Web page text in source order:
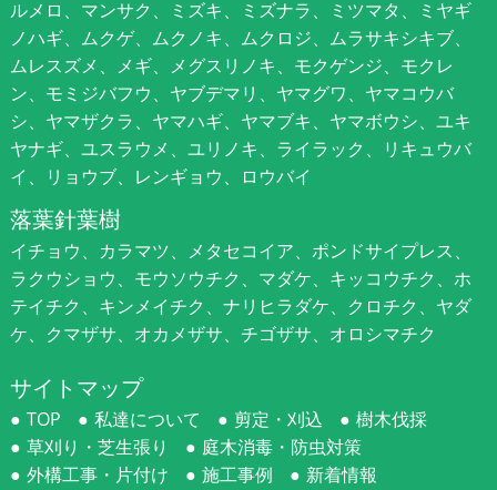
ルメロ、マンサク、ミズキ、ミズナラ、ミツマタ、ミヤギ
ノハギ、ムクゲ、ムクノキ、ムクロジ、ムラサキシキブ、
ムレスズメ、メギ、メグスリノキ、モクゲンジ、モクレ
ン、モミジバフウ、ヤブデマリ、ヤマグワ、ヤマコウバ
シ、ヤマザクラ、ヤマハギ、ヤマブキ、ヤマボウシ、ユキ
ヤナギ、ユスラウメ、ユリノキ、ライラック、リキュウバ
イ、リョウブ、レンギョウ、ロウバイ
落葉針葉樹
イチョウ、カラマツ、メタセコイア、ポンドサイプレス、
ラクウショウ、モウソウチク、マダケ、キッコウチク、ホ
テイチク、キンメイチク、ナリヒラダケ、クロチク、ヤダ
ケ、クマザサ、オカメザサ、チゴザサ、オロシマチク
サイトマップ
TOP 私達について 剪定・刈込
樹木伐採
草刈り・芝生張り
庭木消毒・防虫対策
外構工事・片付け
施工事例
新着情報